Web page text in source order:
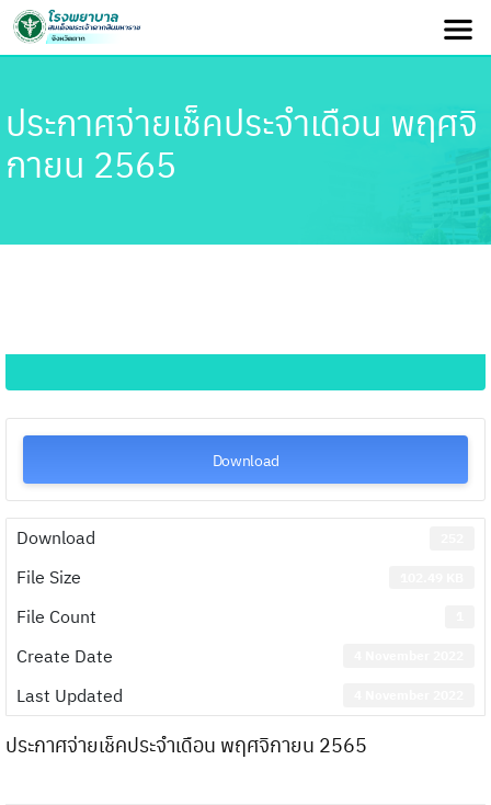
ประกาศจ่ายเช็คประจำเดือน พฤศจิ
กายน 2565
Download
Download
File Size
File Count
Create Date
Last Updated
ประกาศจ่ายเช็คประจำเดือน พฤศจิกายน 2565